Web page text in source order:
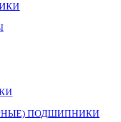
ПОДШИПНИКИ